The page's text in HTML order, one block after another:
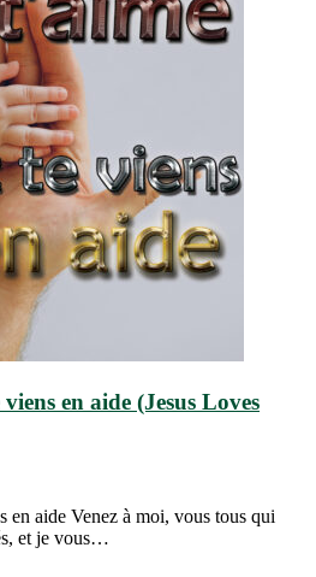
viens en aide (Jesus Loves
en aide Venez à moi, vous tous qui
et je vous…